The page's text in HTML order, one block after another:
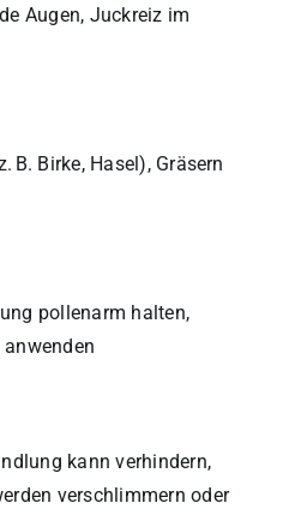
Augen, Juckreiz im
B. Birke, Hasel), Gräsern
pollenarm halten,
kann verhindern,
verschlimmern oder